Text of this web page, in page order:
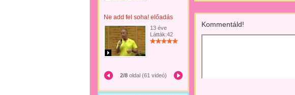
Ne add fel soha! előadás
13 éve
Látták:42
2/8 oldal (61 videó)
Kommentáld!